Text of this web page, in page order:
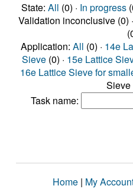
State: All (0) · In progress
Validation inconclusive (0) ·
Application: All (0) · 14e
Sieve (0) · 15e Lattice
16e Lattice Sieve for
Sieve
Task name:
Home | My